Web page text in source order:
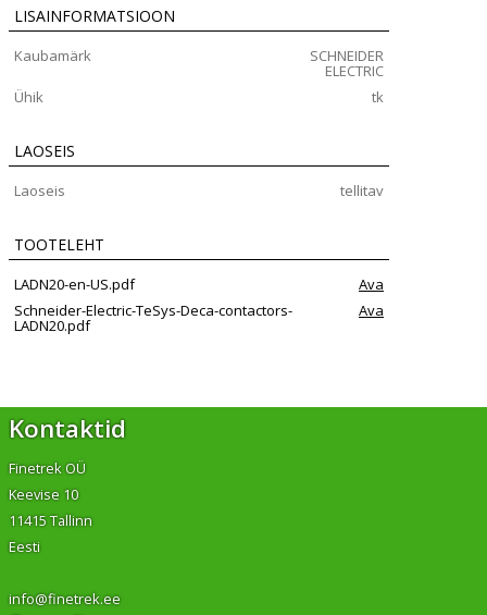
LISAINFORMATSIOON
Kaubamärk SCHNEIDER
ELECTRIC
Ühik
tk
LAOSEIS
Laoseis tellitav
TOOTELEHT
LADN20-en-US.pdf
Ava
Schneider-Electric-TeSys-Deca-contactors-
LADN20.pdf
Ava
Kontaktid
Finetrek OÜ
Keevise 10
11415 Tallinn
Eesti
info@finetrek.ee